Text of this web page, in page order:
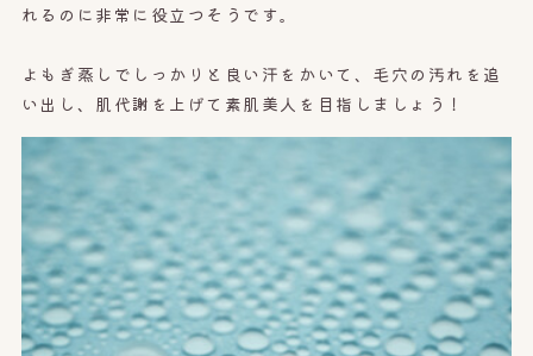
れるのに非常に役立つそうです。
よもぎ蒸しでしっかりと良い汗をかいて、毛穴の汚れを追
い出し、肌代謝を上げて素肌美人を目指しましょう！